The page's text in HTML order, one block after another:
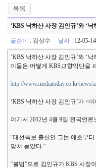
‘KBS 낙하산 사장 김인규’와 ‘
글쓴이 : 김상수 날짜 : 12-05-
‘KBS 낙하산 사장 김인규’와 ‘
이들은 어떻게 KBS교향악단을
http://www.mediatoday.co.kr/
‘KBS 낙하산 사장 김인규’가 <
여기서 2012년 4월 9일 전국언
“대선특보 출신인 그는 애초부
망쳐 놓았다.”
“불법”으로 김인규가 KBS 사장